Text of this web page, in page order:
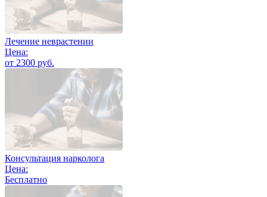
Лечение неврастении
Цена:
от 2300 руб.
Консультация нарколога
Цена:
Бесплатно